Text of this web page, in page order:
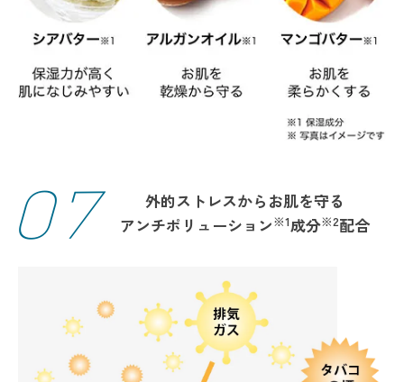
07
外的ストレスからお肌を守る
アンチポリューション※1成分※2配合